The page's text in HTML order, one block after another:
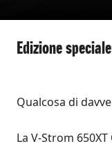
Edizione
Qualcosa di
La V-Strom